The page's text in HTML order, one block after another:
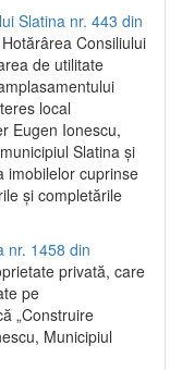
Slatina nr. 443 din
Consiliului
de utilitate
local
Eugen Ionescu,
Slatina şi
imobilelor cuprinse
şi completările
nr. 1458 din
privată, care
pe
„Construire
Municipiul